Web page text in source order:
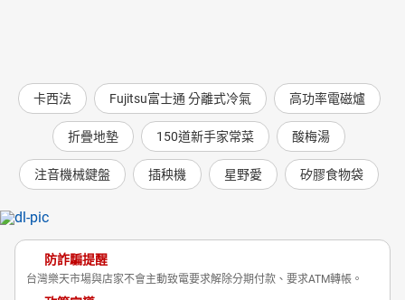
卡西法 Fujitsu富士通 分離式冷氣 高功率電磁爐
折疊地墊 150道新手家常菜 酸梅湯
注音機械鍵盤 插秧機 星野愛 矽膠食物袋
防詐騙提醒
台灣樂天市場與店家不會主動致電要求解除分期付款、要求ATM轉帳。